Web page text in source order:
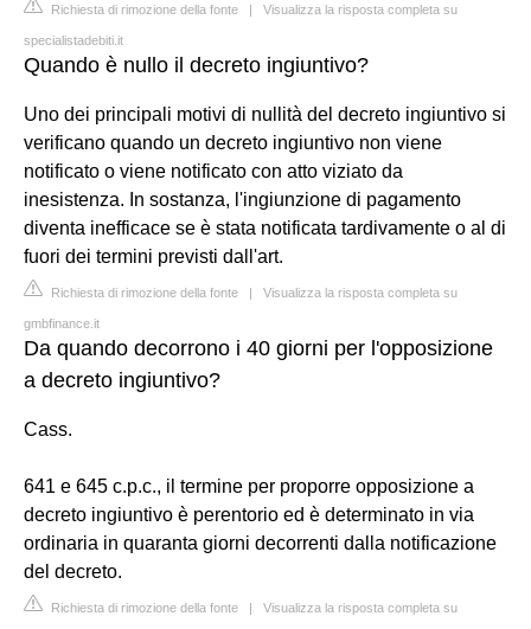
Richiesta di rimozione della fonte | Visualizza la risposta completa su
specialistadebiti.it
Quando è nullo il decreto ingiuntivo?
Uno dei principali motivi di nullità del decreto ingiuntivo si
verificano quando un decreto ingiuntivo non viene
notificato o viene notificato con atto viziato da
inesistenza. In sostanza, l'ingiunzione di pagamento
diventa inefficace se è stata notificata tardivamente o al di
fuori dei termini previsti dall'art.
Richiesta di rimozione della fonte | Visualizza la risposta completa su
gmbfinance.it
Da quando decorrono i 40 giorni per l'opposizione
a decreto ingiuntivo?
Cass.
641 e 645 c.p.c., il termine per proporre opposizione a
decreto ingiuntivo è perentorio ed è determinato in via
ordinaria in quaranta giorni decorrenti dalla notificazione
del decreto.
Richiesta di rimozione della fonte | Visualizza la risposta completa su